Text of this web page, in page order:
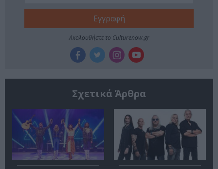
Ακολουθήστε το Culturenow.gr
Σχετικά Άρθρα